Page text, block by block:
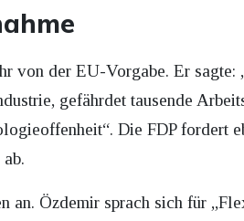
von der EU-Vorgabe. Er sagte:
gefährdet tausende
Die FDP fordert
Özdemir sprach sich für